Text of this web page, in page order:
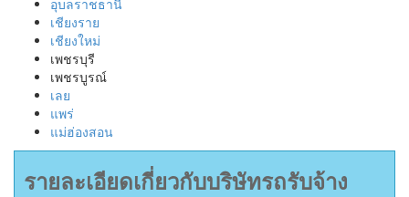
อุบลราชธานี
เชียงราย
เชียงใหม่
เพชรบุรี
เพชรบูรณ์
เลย
แพร่
แม่ฮ่องสอน
รายละเอียดเกี่ยวกับบริษัทรถรับจ้าง